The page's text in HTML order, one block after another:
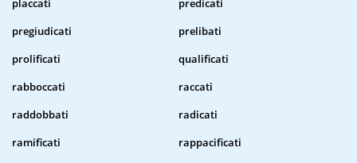
placcati
predicati
pregiudicati
prelibati
prolificati
qualificati
rabboccati
raccati
raddobbati
radicati
ramificati
rappacificati